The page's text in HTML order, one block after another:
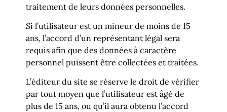
traitement de leurs données personnelles.
Si l’utilisateur est un mineur de moins de 15
ans, l’accord d’un représentant légal sera
requis afin que des données à caractère
personnel puissent être collectées et traitées.
L’éditeur du site se réserve le droit de vérifier
par tout moyen que l’utilisateur est âgé de
plus de 15 ans, ou qu’il aura obtenu l’accord